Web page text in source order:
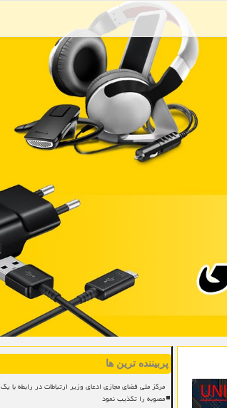
پربیننده ترین ها
مرکز ملی فضای مجازی ادعای وزیر ارتباطات در رابطه با یک
مصوبه را تکذیب نمود